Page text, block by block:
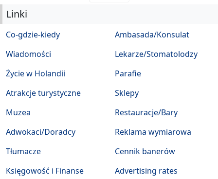
Linki
Co-gdzie-kiedy
Wiadomości
Życie w Holandii
Atrakcje turystyczne
Muzea
Ambasada/Konsulat
Lekarze/Stomatolodzy
Parafie
Sklepy
Restauracje/Bary
Adwokaci/Doradcy
Tłumacze
Księgowość i Finanse
Reklama wymiarowa
Cennik banerów
Advertising rates